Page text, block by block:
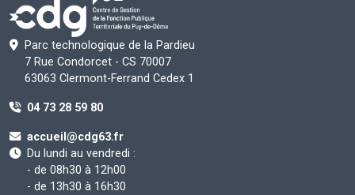
Parc technologique de la Pardieu
7 Rue Condorcet - CS 70007
63063 Clermont-Ferrand Cedex 1
04 73 28 59 80
accueil@cdg63.fr
Du lundi au vendredi :
- de 08h30 à 12h00
- de 13h30 à 16h30